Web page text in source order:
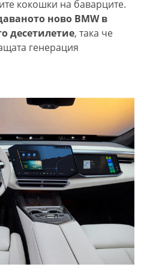
кокошки на баварците.
ново BMW в
десетилетие, така че
генерация